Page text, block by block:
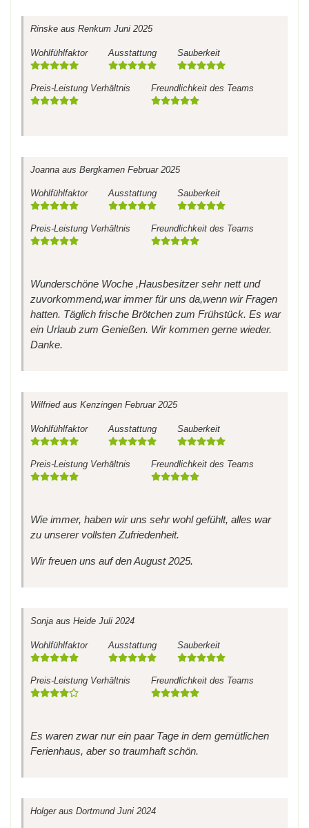
Rinske aus Renkum Juni 2025
Wohlfühlfaktor Ausstattung Sauberkeit
Preis-Leistung Verhältnis Freundlichkeit des Teams
Joanna aus Bergkamen Februar 2025
Wohlfühlfaktor Ausstattung Sauberkeit
Preis-Leistung Verhältnis Freundlichkeit des Teams
Wunderschöne Woche ,Hausbesitzer sehr nett und
zuvorkommend,war immer für uns da,wenn wir Fragen
hatten. Täglich frische Brötchen zum Frühstück. Es war
ein Urlaub zum Genießen. Wir kommen gerne wieder.
Danke.
Wilfriedaus Kenzingen Februar 2025
Wohlfühlfaktor Ausstattung Sauberkeit
Preis-Leistung Verhältnis Freundlichkeit des Teams
Wie immer, haben wir uns sehr wohl gefühlt, alles war
zu unserer vollsten Zufriedenheit.
Wir freuen uns auf den August 2025.
Sonja aus Heide Juli 2024
Wohlfühlfaktor Ausstattung Sauberkeit
Preis-Leistung Verhältnis Freundlichkeit des Teams
Es waren zwar nur ein paar Tage in dem gemütlichen
Ferienhaus, aber so traumhaft schön.
Holgeraus Dortmund Juni 2024